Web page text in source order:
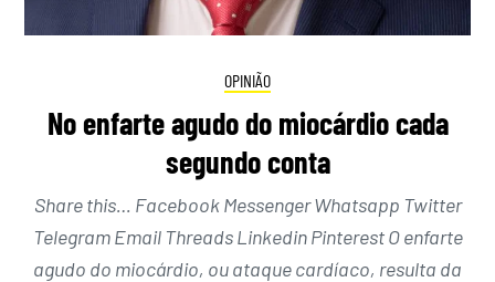
OPINIÃO
No enfarte agudo do miocárdio cada
segundo conta
Share this… Facebook Messenger Whatsapp Twitter
Telegram Email Threads Linkedin Pinterest O enfarte
agudo do miocárdio, ou ataque cardíaco, resulta da